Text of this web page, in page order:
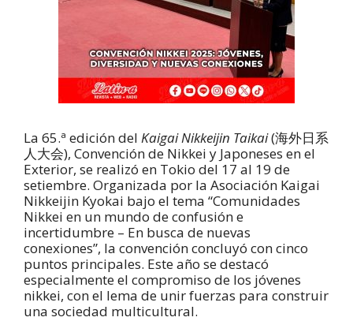
La 65.ª edición del Kaigai Nikkeijin Taikai(海外日系
人大会), Convención de Nikkei y Japoneses en el
Exterior, se realizó en Tokio del 17 al 19 de
setiembre. Organizada por la Asociación Kaigai
Nikkeijin Kyokai bajo el tema “Comunidades
Nikkei en un mundo de confusión e
incertidumbre – En busca de nuevas
conexiones”, la convención concluyó con cinco
puntos principales. Este año se destacó
especialmente el compromiso de los jóvenes
nikkei, con el lema de unir fuerzas para construir
una sociedad multicultural.